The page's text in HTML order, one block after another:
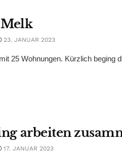
23. JANUAR 2023
25 Wohnungen. Kürzlich beging
arbeiten
17. JANUAR 2023